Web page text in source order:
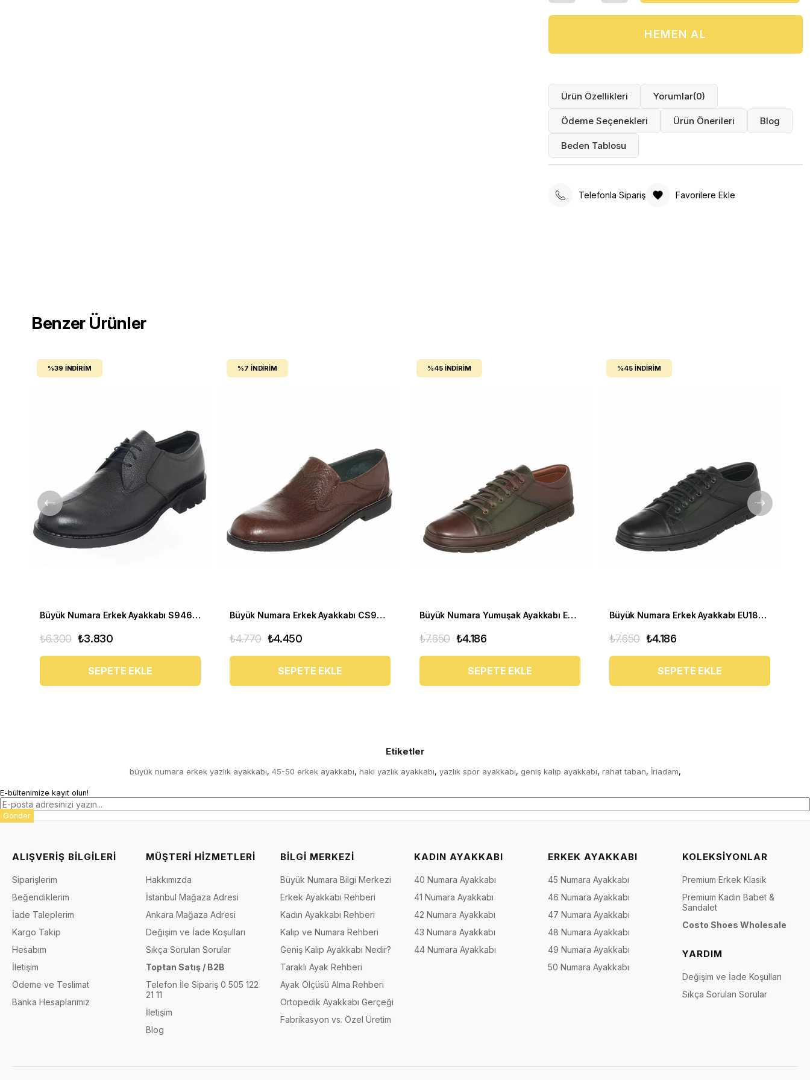
Ürün Özellikleri Yorumlar(0)
Ödeme Seçenekleri Ürün Önerileri Blog
Beden Tablosu
Telefonla Sipariş Favorilere Ekle
Benzer Ürünler
Büyük Numara Erkek Ayakkabı S946 Siyah Deri
₺3.830
₺6.300
SEPETE EKLE
%39 İNDIRIM
Büyük Numara Erkek Ayakkabı CS941 Kahve
₺4.450
₺4.770
SEPETE EKLE
%7 İNDIRIM
Büyük Numara Yumuşak Ayakkabı EU1840 Kahve
₺4.186
₺7.650
SEPETE EKLE
%45 İNDIRIM
Büyük Numara Erkek Ayakkabı EU1840 SIYAH
₺4.186
₺7.650
SEPETE EKLE
%45 İNDIRIM
Etiketler
büyük numara erkek yazlık ayakkabı, 45-50 erkek ayakkabı, haki yazlık ayakkabı, yazlık spor ayakkabı, geniş kalıp ayakkabı, rahat taban, İriadam,
E-bültenimize kayıt olun!
Gönder
ALIŞVERİŞ BİLGİLERİ
Siparişlerim
Beğendiklerim
İade Taleplerim
Kargo Takip
Hesabım
İletişim
Ödeme ve Teslimat
Banka Hesaplarımız
MÜŞTERİ HİZMETLERİ
Hakkımızda
İstanbul Mağaza Adresi
Ankara Mağaza Adresi
Değişim ve İade Koşulları
Sıkça Sorulan Sorular
Toptan Satış / B2B
Telefon İle Sipariş 0 505 122
21 11
İletişim
Blog
BİLGİ MERKEZİ
Büyük Numara Bilgi Merkezi
Erkek Ayakkabı Rehberi
Kadın Ayakkabı Rehberi
Kalıp ve Numara Rehberi
Geniş Kalıp Ayakkabı Nedir?
Taraklı Ayak Rehberi
Ayak Ölçüsü Alma Rehberi
Ortopedik Ayakkabı Gerçeği
Fabrikasyon vs. Özel Üretim
KADIN AYAKKABI
40 Numara Ayakkabı
41 Numara Ayakkabı
42 Numara Ayakkabı
43 Numara Ayakkabı
44 Numara Ayakkabı
ERKEK AYAKKABI
45 Numara Ayakkabı
46 Numara Ayakkabı
47 Numara Ayakkabı
48 Numara Ayakkabı
49 Numara Ayakkabı
50 Numara Ayakkabı
KOLEKSİYONLAR
Premium Erkek Klasik
Premium Kadın Babet &
Sandalet
Costo Shoes Wholesale
YARDIM
Değişim ve İade Koşulları
Sıkça Sorulan Sorular